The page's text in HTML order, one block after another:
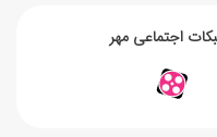
اجتماعی مهر